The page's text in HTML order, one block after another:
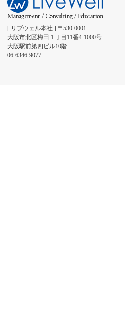
[ リブウェル本社 ] 〒530-0001
大阪市北区梅田 1 丁目11番4-1000号
大阪駅前第四ビル10階
06-6346-9077